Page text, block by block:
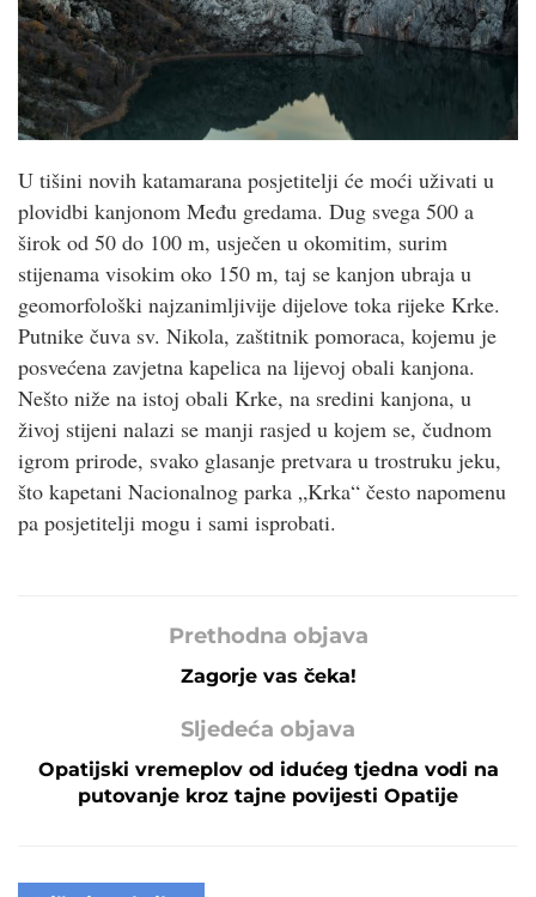
U tišini novih katamarana posjetitelji će moći uživati u
plovidbi kanjonom Među gredama. Dug svega 500 a
širok od 50 do 100 m, usječen u okomitim, surim
stijenama visokim oko 150 m, taj se kanjon ubraja u
geomorfološki najzanimljivije dijelove toka rijeke Krke.
Putnike čuva sv. Nikola, zaštitnik pomoraca, kojemu je
posvećena zavjetna kapelica na lijevoj obali kanjona.
Nešto niže na istoj obali Krke, na sredini kanjona, u
živoj stijeni nalazi se manji rasjed u kojem se, čudnom
igrom prirode, svako glasanje pretvara u trostruku jeku,
što kapetani Nacionalnog parka „Krka“ često napomenu
pa posjetitelji mogu i sami isprobati.
Prethodna objava
Zagorje vas čeka!
Sljedeća objava
Opatijski vremeplov od idućeg tjedna vodi na
putovanje kroz tajne povijesti Opatije